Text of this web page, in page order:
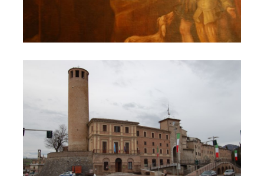
Il Castello di Cerreto 123